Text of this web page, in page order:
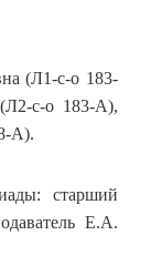
(Л1-с-о 183-
с-о 183-А),
А).
старший
Е.А.